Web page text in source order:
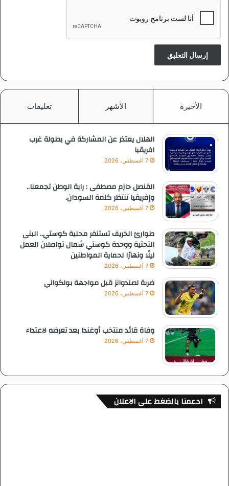
الأخيرة الأشهر تعليقات
الهلال يعتذر عن المشاركة في بطولة غرب
افريقيا
7 أغسطس، 2026
القنصل حازم مصطفى : راية الوطن تجمعنا..
وإفريقيا تنتظر كلمة السودان.
7 أغسطس، 2026
طوارئ الخريف تستنفر محلية كوستي.. البنى
التحتية ووحدة كوستي شمال تواصلان العمل
ليلًا ونهارًا لحماية المواطنين
7 أغسطس، 2026
ضربة لصندوانز قبل مواجهة بولكواني
7 أغسطس، 2026
وفاة قائد منتخب أوغندا بعد تعرضه لاعتداء
7 أغسطس، 2026
ادعمنا بالضغط على الاعلان